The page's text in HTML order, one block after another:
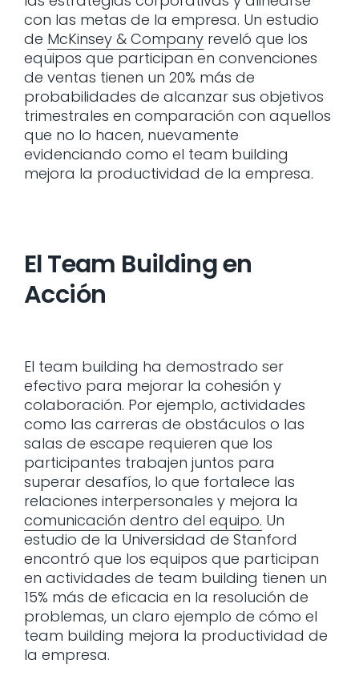
con las metas de la empresa. Un estudio
de McKinsey & Company reveló que los
equipos que participan en convenciones
de ventas tienen un 20% más de
probabilidades de alcanzar sus objetivos
trimestrales en comparación con aquellos
que no lo hacen, nuevamente
evidenciando como el team building
mejora la productividad de la empresa.
El Team Building en
Acción
El team building ha demostrado ser
efectivo para mejorar la cohesión y
colaboración. Por ejemplo, actividades
como las carreras de obstáculos o las
salas de escape requieren que los
participantes trabajen juntos para
superar desafíos, lo que fortalece las
relaciones interpersonales y mejora la
comunicación dentro del equipo. Un
estudio de la Universidad de Stanford
encontró que los equipos que participan
en actividades de team building tienen un
15% más de eficacia en la resolución de
problemas, un claro ejemplo de cómo el
team building mejora la productividad de
la empresa.